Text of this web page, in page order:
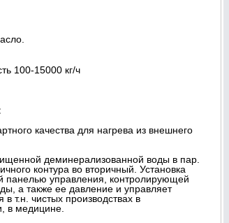
100-15000 кг/ч
качества для нагрева из внешнего
деминерализованной воды в пар.
контура во вторичный. Установка
панелью управления, контролирующей
а также ее давление и управляет
т.н. чистых производствах в
в медицине.